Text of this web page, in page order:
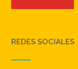
REDES SOCIALES